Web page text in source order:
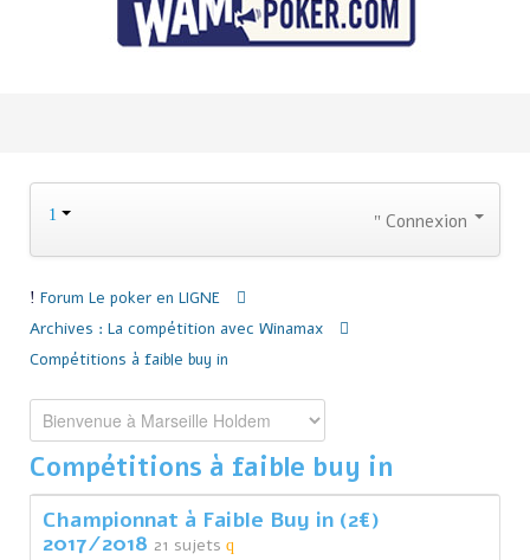
Connexion
Forum Le poker en LIGNE
Archives : La compétition avec Winamax
Compétitions à faible buy in
Compétitions à faible buy in
Championnat à Faible Buy in (2€)
2017/2018 21 sujets